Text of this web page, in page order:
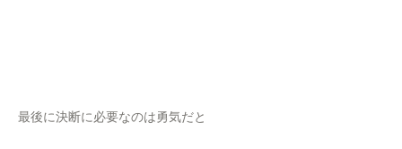
最後に決断に必要なのは勇気だと